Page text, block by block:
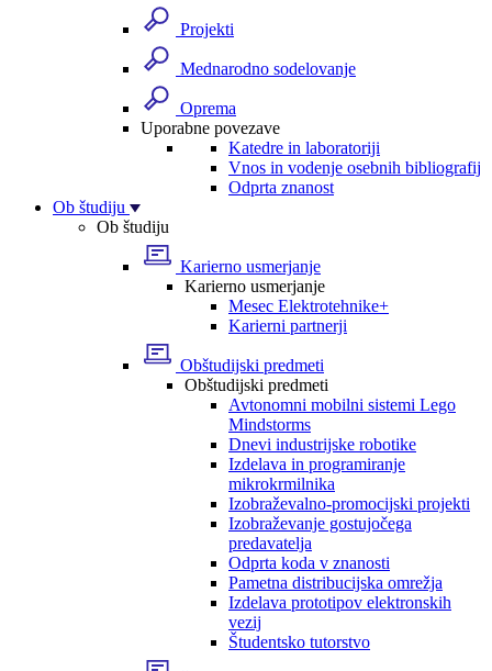
Projekti
Mednarodno sodelovanje
Oprema
Uporabne povezave
Katedre in laboratoriji
Vnos in vodenje osebnih bibliografij
Odprta znanost
Ob študiju
Ob študiju
Karierno usmerjanje
Karierno usmerjanje
Mesec Elektrotehnike+
Karierni partnerji
Obštudijski predmeti
Obštudijski predmeti
Avtonomni mobilni sistemi Lego
Mindstorms
Dnevi industrijske robotike
Izdelava in programiranje
mikrokrmilnika
Izobraževalno-promocijski projekti
Izobraževanje gostujočega
predavatelja
Odprta koda v znanosti
Pametna distribucijska omrežja
Izdelava prototipov elektronskih
vezij
Študentsko tutorstvo